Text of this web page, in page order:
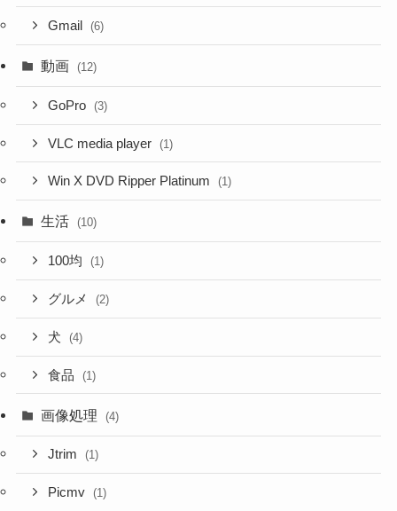
Gmail (6)
動画 (12)
GoPro (3)
VLC media player (1)
Win X DVD Ripper Platinum (1)
生活 (10)
100均 (1)
グルメ (2)
犬 (4)
食品 (1)
画像処理 (4)
Jtrim (1)
Picmv (1)